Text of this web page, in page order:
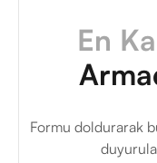
En
Formu doldurarak